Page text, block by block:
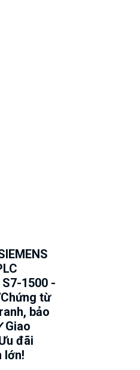
1500 -
từ
bảo
đãi
lớn!